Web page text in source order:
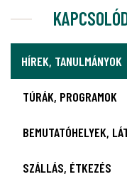
HÍREK, TANULMÁNYOK
TÚRÁK, PROGRAMOK
BEMUTATÓHELYEK,
SZÁLLÁS, ÉTKEZÉS